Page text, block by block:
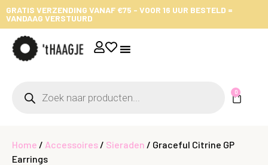
GRATIS VERZENDING VANAF €75 - VOOR 16 UUR BESTELD =
VANDAAG VERSTUURD
0
Home / Accessoires / Sieraden / Graceful Citrine GP
Earrings